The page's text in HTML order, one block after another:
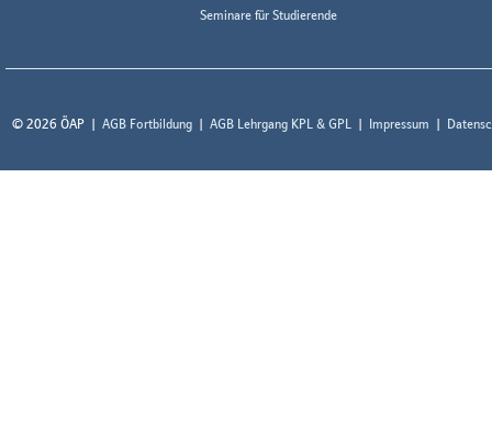
Seminare für Studierende
© 2026 ÖAP AGB Fortbildung AGB Lehrgang KPL & GPL Impressum